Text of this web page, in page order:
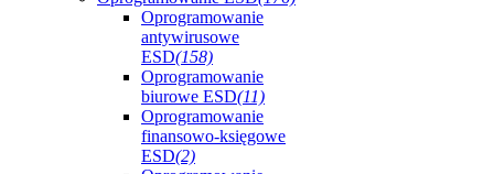
Oprogramowanie
antywirusowe
ESD(158)
Oprogramowanie
biurowe ESD(11)
Oprogramowanie
finansowo-księgowe
ESD(2)